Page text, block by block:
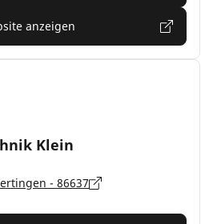
anzeigen
Klein
- 86637